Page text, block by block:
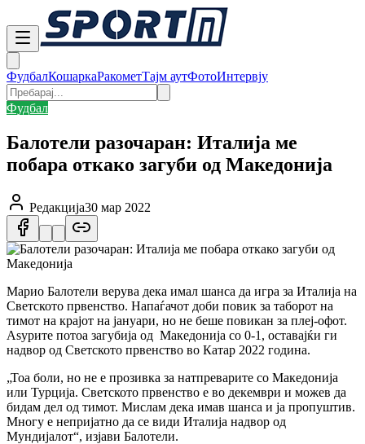
ФудбалКошаркаРакометТајм аутФотоИнтервју
Фудбал
Балотели разочаран: Италија ме
побара откако загуби од Македонија
Редакција30 мар 2022
Марио Балотели верува дека имал шанса да игра за Италија на
Светското првенство. Напаѓачот доби повик за таборот на
тимот на крајот на јануари, но не беше повикан за плеј-офот.
Аѕурите потоа загубија од Македонија со 0-1, оставајќи ги
надвор од Светското првенство во Катар 2022 година.
„Тоа боли, но не е прозивка за натпреварите со Македонија
или Турција. Светското првенство е во декември и можев да
бидам дел од тимот. Мислам дека имав шанса и ја пропуштив.
Многу е непријатно да се види Италија надвор од
Мундијалот“, изјави Балотели.